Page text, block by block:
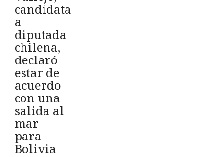
candidata
a
diputada
chilena,
declaró
estar de
acuerdo
con una
salida al
mar
para
Bolivia